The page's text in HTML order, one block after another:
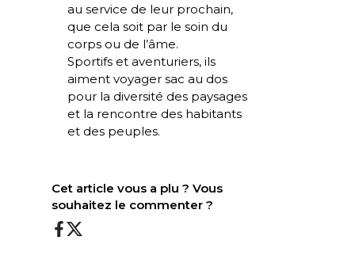
au service de leur prochain,
que cela soit par le soin du
corps ou de l’âme.
Sportifs et aventuriers, ils
aiment voyager sac au dos
pour la diversité des paysages
et la rencontre des habitants
et des peuples.
Cet article vous a plu ? Vous
souhaitez le commenter ?